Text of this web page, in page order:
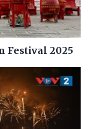
Festival 2025